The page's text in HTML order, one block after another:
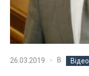
26.03.2019 В Відео